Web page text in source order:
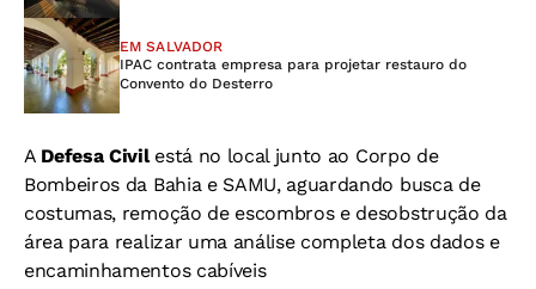
EM SALVADOR
IPAC contrata empresa para projetar restauro do
Convento do Desterro
A Defesa Civil está no local junto ao Corpo de
Bombeiros da Bahia e SAMU, aguardando busca de
costumas, remoção de escombros e desobstrução da
área para realizar uma análise completa dos dados e
encaminhamentos cabíveis